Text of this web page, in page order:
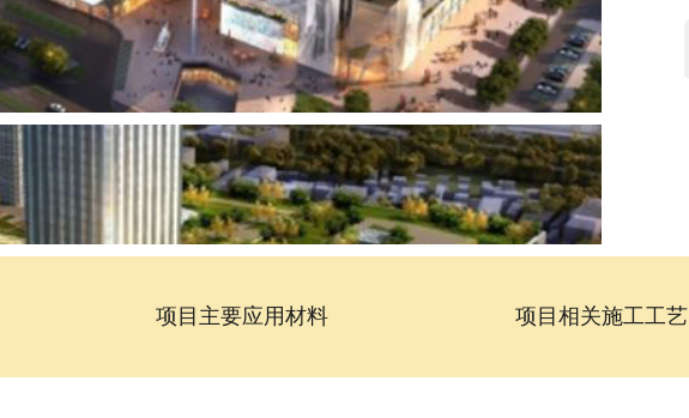
项目主要应用材料 项目相关施工工艺